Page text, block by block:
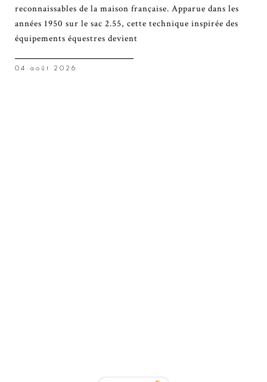
reconnaissables de la maison française. Apparue dans les
années 1950 sur le sac 2.55, cette technique inspirée des
équipements équestres devient
04 août 2026